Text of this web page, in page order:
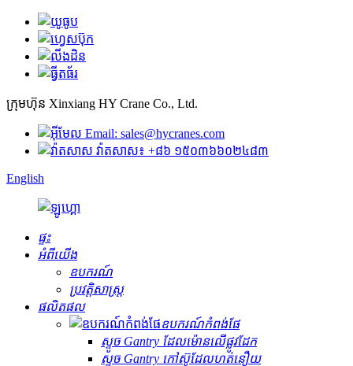
ក្រុមហ៊ុន Xinxiang HY Crane Co., Ltd.
Email: sales@hycranes.com
វ៉ាតសាស៖ +៨៦ ១៥០៣៦៦០២៤៨៣
English
ផ្ទះ
អំពីយើង
ឧបករណ៍
ប្រវត្តិសាស្ត្រ
ផលិតផល
ឧបករណ៍កំពង់ផែ
ស្ទូច Gantry ដែលម៉ោនលើផ្លូវដែក
ស្ទូច Gantry កៅស៊ូដែលហត់នឿយ